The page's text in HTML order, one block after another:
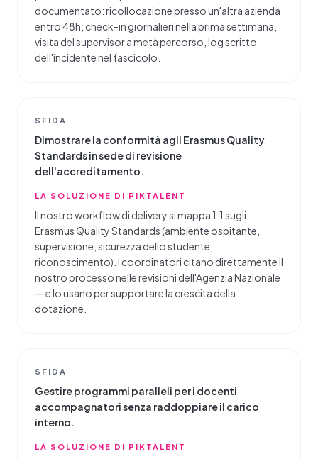
documentato: ricollocazione presso un'altra azienda
entro 48h, check-in giornalieri nella prima settimana,
visita del supervisor a metà percorso, log scritto
dell'incidente nel fascicolo.
SFIDA
Dimostrare la conformità agli Erasmus Quality
Standards in sede di revisione
dell'accreditamento.
LA SOLUZIONE DI PIKTALENT
Il nostro workflow di delivery si mappa 1:1 sugli
Erasmus Quality Standards (ambiente ospitante,
supervisione, sicurezza dello studente,
riconoscimento). I coordinatori citano direttamente il
nostro processo nelle revisioni dell'Agenzia Nazionale
— e lo usano per supportare la crescita della
dotazione.
SFIDA
Gestire programmi paralleli per i docenti
accompagnatori senza raddoppiare il carico
interno.
LA SOLUZIONE DI PIKTALENT